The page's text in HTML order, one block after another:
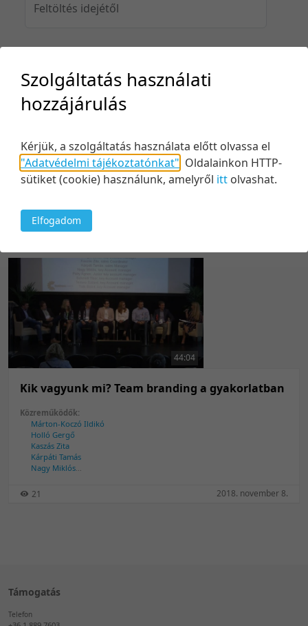
Feltöltés idejétől
Feltöltés idejéig
Keresés
Relevancia szerint
Kezdés/felvétel dátuma szerint
Feltöltés dátuma szerint
Feltöltés dátuma szerint
Utolsó módosítás szerint
Utolsó módosítás szerint
1 tétel
5 tétel/oldal
50 tétel/oldal
100 tétel/oldal
44:04
Kik vagyunk mi? Team branding a gyakorlatban
Közreműködők:
Márton-Koczó Ildikó
Holló Gergő
Kaszás Zita
Kárpáti Tamás
Nagy Miklós
Schmidt Tibor
21 2018. november 8.
Támogatás
Telefon
Szolgáltatás használati
hozzájárulás
Kérjük, a szolgáltatás használata előtt olvassa el
"Adatvédelmi tájékoztatónkat" Oldalainkon HTTP-
sütiket (cookie) használunk, amelyről itt olvashat.
Elfogadom